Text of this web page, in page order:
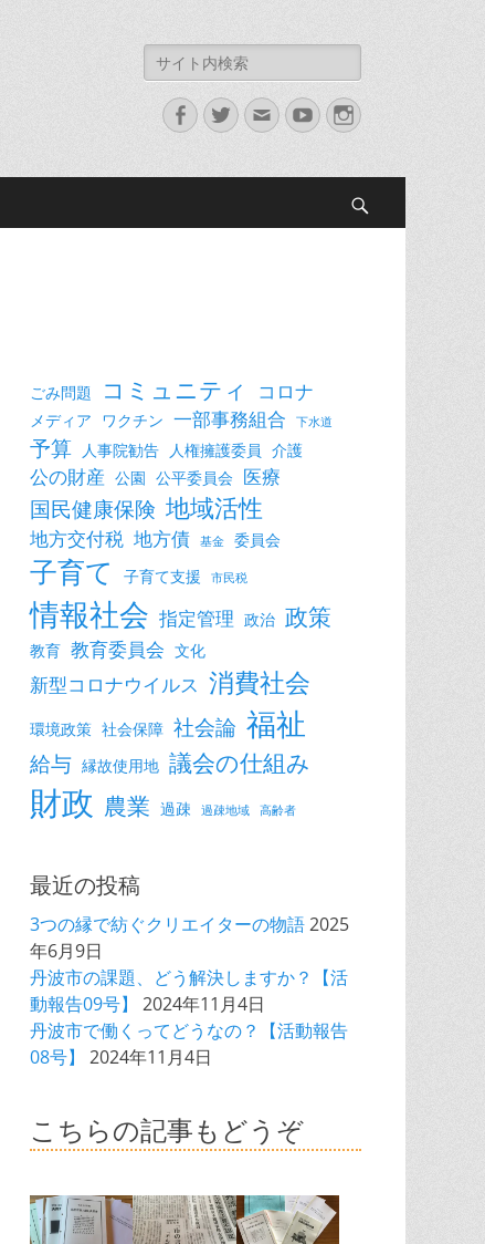
検
索:
Facebook
Twitter
メ
ー
YouTubeInstagram
ごみ問題 コミュニティ コロナ
メディア ワクチン 一部事務組合 下水道
予算 人事院勧告 人権擁護委員 介護
公の財産 公園 公平委員会 医療
国民健康保険 地域活性
地方交付税 地方債 基金 委員会
子育て 子育て支援 市民税
情報社会 指定管理 政治 政策
教育 教育委員会 文化
新型コロナウイルス 消費社会
環境政策 社会保障 社会論 福祉
給与 縁故使用地 議会の仕組み
財政 農業 過疎 過疎地域 高齢者
最近の投稿
3つの縁で紡ぐクリエイターの物語2025
年6月9日
丹波市の課題、どう解決しますか？【活
動報告09号】
2024年11月4日
丹波市で働くってどうなの？【活動報告
08号】
2024年11月4日
こちらの記事もどうぞ